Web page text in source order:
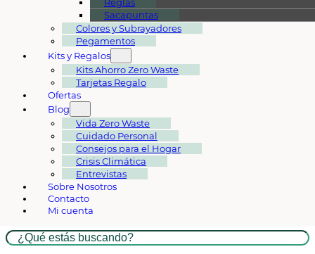
Sacapuntas
Colores y Subrayadores
Pegamentos
Kits y Regalos
Kits Ahorro Zero Waste
Tarjetas Regalo
Ofertas
Blog
Vida Zero Waste
Cuidado Personal
Consejos para el Hogar
Crisis Climática
Entrevistas
Sobre Nosotros
Contacto
Mi cuenta
Buscar